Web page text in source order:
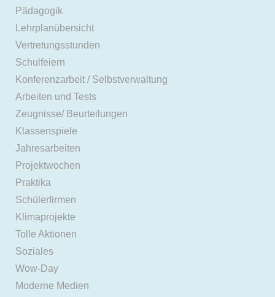
Pädagogik
Lehrplanübersicht
Vertretungsstunden
Schulfeiern
Konferenzarbeit / Selbstverwaltung
Arbeiten und Tests
Zeugnisse/ Beurteilungen
Klassenspiele
Jahresarbeiten
Projektwochen
Praktika
Schülerfirmen
Klimaprojekte
Tolle Aktionen
Soziales
Wow-Day
Moderne Medien